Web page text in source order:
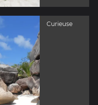
Curieuse